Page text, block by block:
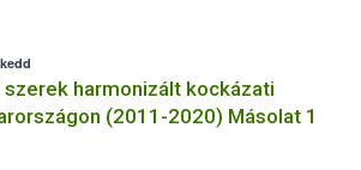
szerek harmonizált kockázati
(2011-2020) Másolat 1